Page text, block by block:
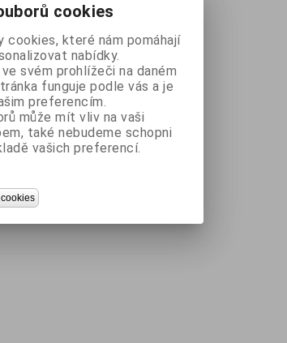
cookies
cookies, které nám pomáhají
nabídky.
svém prohlížeči na daném
funguje podle vás a je
preferencím.
může mít vliv na vaši
také nebudeme schopni
vašich preferencí.